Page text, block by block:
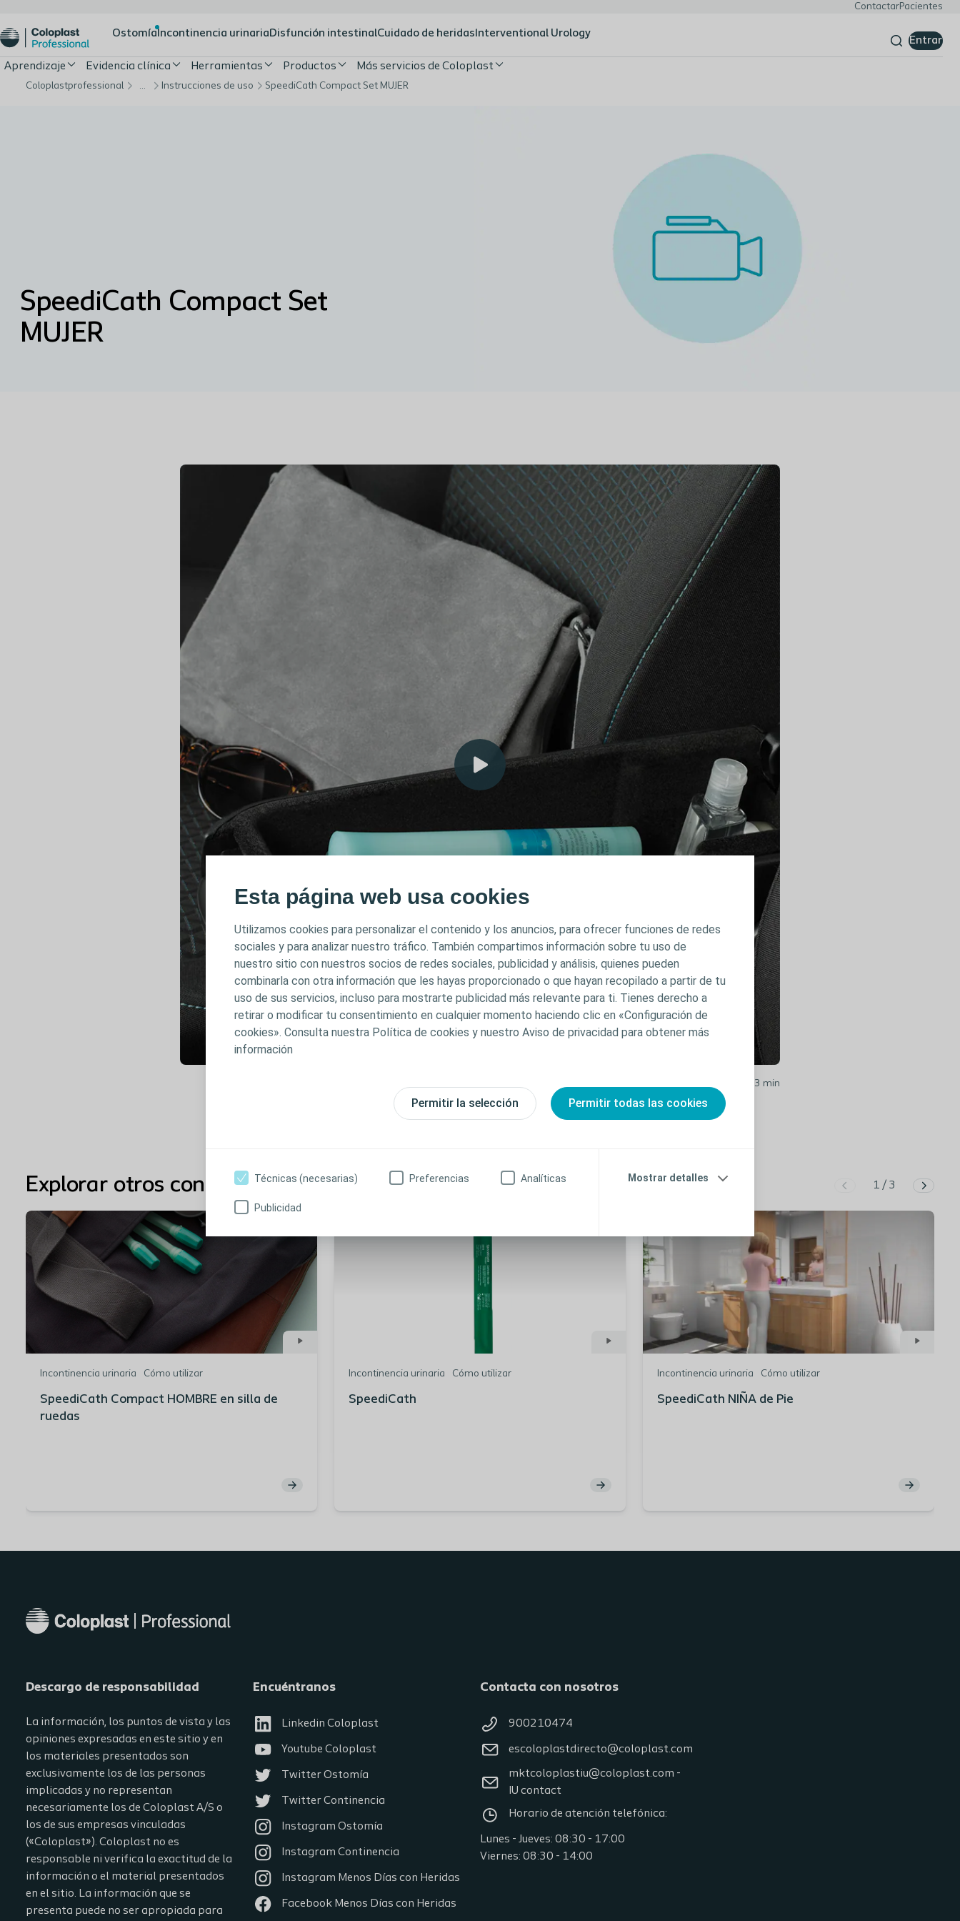
Esta página web usa cookies
Utilizamos cookies para personalizar el contenido y los anuncios, para ofrecer funciones de redes
sociales y para analizar nuestro tráfico. También compartimos información sobre tu uso de
nuestro sitio con nuestros socios de redes sociales, publicidad y análisis, quienes pueden
combinarla con otra información que les hayas proporcionado o que hayan recopilado a partir de tu
uso de sus servicios, incluso para mostrarte publicidad más relevante para ti. Tienes derecho a
retirar o modificar tu consentimiento en cualquier momento haciendo clic en «Configuración de
cookies». Consulta nuestra Política de cookies y nuestro Aviso de privacidad para obtener más
información
Permitir la selección Permitir todas las cookies
Técnicas (necesarias) Preferencias Analíticas
Publicidad
Mostrar detalles
ContactarPacientes
Ostomía Incontinencia urinariaDisfunción intestinalCuidado de heridas Interventional Urology
Entrar
Aprendizaje Evidencia clínica Herramientas Productos Más servicios de Coloplast
Coloplastprofessional … Instrucciones de uso SpeediCath Compact Set MUJER
SpeediCath Compact Set
MUJER
3,3 min
Explorar otros contenidos 1 / 3
Incontinencia urinaria Cómo utilizar
SpeediCath Compact HOMBRE en silla de
ruedas
Incontinencia urinaria Cómo utilizar
SpeediCath
Incontinencia urinaria Cómo utilizar
SpeediCath NIÑA de Pie
Descargo de responsabilidad
La información, los puntos de vista y las
opiniones expresadas en este sitio y en
los materiales presentados son
exclusivamente los de las personas
implicadas y no representan
necesariamente los de Coloplast A/S o
los de sus empresas vinculadas
(«Coloplast»). Coloplast no es
responsable ni verifica la exactitud de la
información o el material presentados
en el sitio. La información que se
presenta puede no ser apropiada para
Encuéntranos
Linkedin Coloplast
Youtube Coloplast
Twitter Ostomía
Twitter Continencia
Instagram Ostomía
Instagram Continencia
Instagram Menos Días con Heridas
Facebook Menos Días con Heridas
Contacta con nosotros
900210474
escoloplastdirecto@coloplast.com
mktcoloplastiu@coloplast.com -
IU contact
Horario de atención telefónica:
Lunes - Jueves: 08:30 - 17:00
Viernes: 08:30 - 14:00